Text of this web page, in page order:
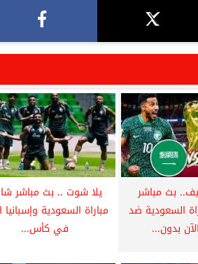
بث مباشر
السعودية ضد
بدون...
يلا شوت .. بث مباشر
مباراة السعودية وإسبانيا
في كأس...